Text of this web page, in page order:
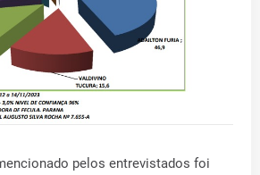
pelos entrevistados foi